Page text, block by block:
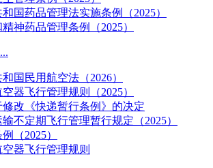
国药品管理法实施条例（2025）
神药品管理条例（2025）
国民用航空法（2026）
器飞行管理规则（2025）
修改《快递暂行条例》的决定
不定期飞行管理暂行规定（2025）
（2025）
器飞行管理规则